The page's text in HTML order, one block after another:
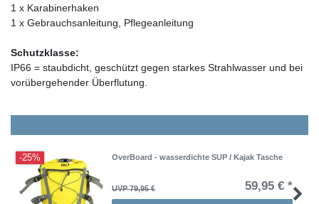
1 x Karabinerhaken
1 x Gebrauchsanleitung, Pflegeanleitung
Schutzklasse:
IP66 = staubdicht, geschützt gegen starkes Strahlwasser und bei
vorübergehender Überflutung.
-25% OverBoard - wasserdichte SUP / Kajak Tasche
UVP 79,95 € 59,95 € *